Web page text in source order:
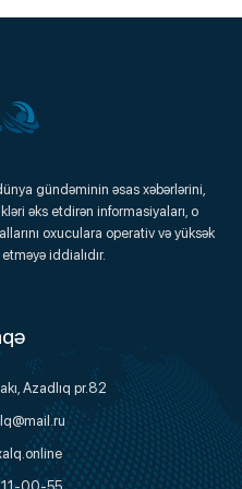
gündəminin əsas xəbərlərini,
əks etdirən informasiyaları, o
oxuculara operativ və yüksək
iddialıdır.
Azadlıq pr.82